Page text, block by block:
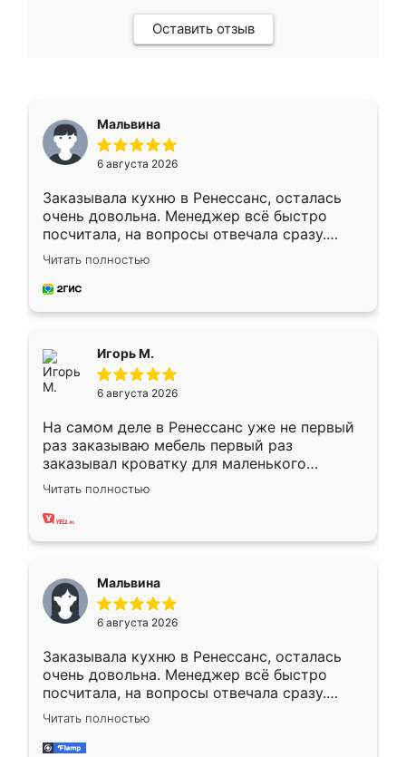
Оставить отзыв
Мальвина
6 августа 2026
Заказывала кухню в Ренессанс, осталась
очень довольна. Менеджер всё быстро
посчитала, на вопросы отвечала сразу.
Замерщик приехал в субботу, подошёл к
делу со всей ответственностью. Собрали
за день, ребята работали аккуратно, даже
Читать полностью
Игорь М.
6 августа 2026
На самом деле в Ренессанс уже не первый
раз заказываю мебель первый раз
заказывал кроватку для маленького
ребёнка при его рождении ,во второй раз
заказал шкаф-купе. По качеству очень
хорошее сборка достаточно быстрая,
меньше, здесь же он более разнообразный.
Мне нравится ,если что-то потребуется из
мебели буду заказывать только здесь.
Читать полностью
Мальвина
6 августа 2026
Заказывала кухню в Ренессанс, осталась
очень довольна. Менеджер всё быстро
посчитала, на вопросы отвечала сразу.
Замерщик приехал в субботу, подошёл к
делу со всей ответственностью. Собрали
за день, ребята работали аккуратно, даже
Читать полностью